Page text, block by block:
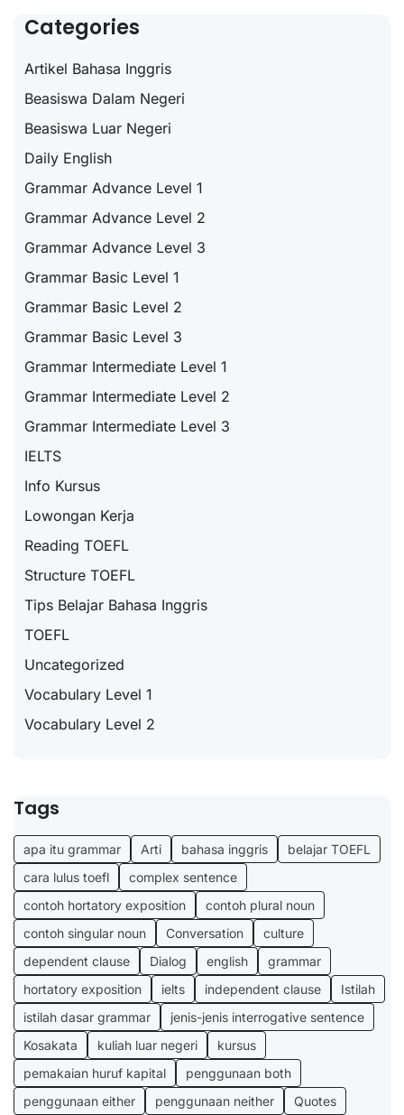
Categories
Artikel Bahasa Inggris
Beasiswa Dalam Negeri
Beasiswa Luar Negeri
Daily English
Grammar Advance Level 1
Grammar Advance Level 2
Grammar Advance Level 3
Grammar Basic Level 1
Grammar Basic Level 2
Grammar Basic Level 3
Grammar Intermediate Level 1
Grammar Intermediate Level 2
Grammar Intermediate Level 3
IELTS
Info Kursus
Lowongan Kerja
Reading TOEFL
Structure TOEFL
Tips Belajar Bahasa Inggris
TOEFL
Uncategorized
Vocabulary Level 1
Vocabulary Level 2
Tags
apa itu grammar Arti bahasa inggris
belajar TOEFL
cara lulus toefl
complex sentence
contoh hortatory exposition
contoh plural noun
contoh singular noun
Conversation
culture
dependent clause
Dialog english
grammar
hortatory exposition
ielts independent clause
Istilah
istilah dasar grammar
jenis-jenis interrogative sentence
Kosakata
kuliah luar negeri
kursus
pemakaian huruf kapital
penggunaan both
penggunaan either
penggunaan neither Quotes